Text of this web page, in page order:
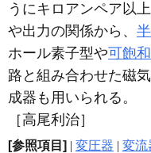
うにキロアンペア以
や出力の関係から、
ホール素子型や可飽
路と組み合わせた磁
成器も用いられる。
［高尾利治］
[参照項目] | 変圧器 | 変流